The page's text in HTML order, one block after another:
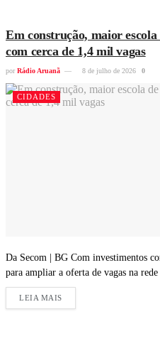
Em construção, maior
com cerca de 1,4 mil vagas
por Rádio Aruanã 8 de julho de 2026 0
CIDADES
Da Secom | BG Com investimentos
para ampliar a oferta de vagas na rede
LEIA MAIS